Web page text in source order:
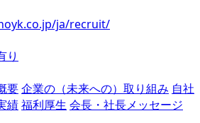
ja/recruit/
り
要企業の（未来への）取り組み 自社
績福利厚生会長・社長メッセージ